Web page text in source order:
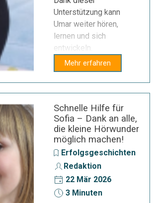
Unterstützung kann
Umar weiter hören,
lernen und sich
entwickeln.
Mehr erfahren
Schnelle Hilfe für
Sofia – Dank an alle,
die kleine Hörwunder
möglich machen!
Erfolgsgeschichten
Redaktion
22 Mär 2026
3 Minuten